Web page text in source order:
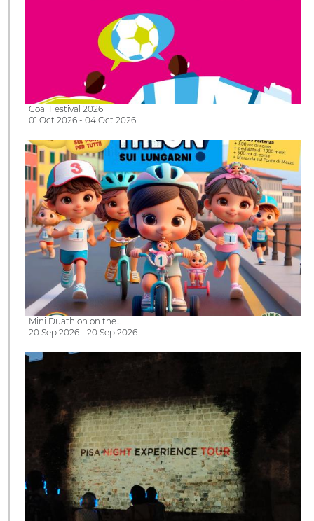
Goal Festival 2026
01 Oct 2026 - 04 Oct 2026
Mini Duathlon on the…
20 Sep 2026 - 20 Sep 2026